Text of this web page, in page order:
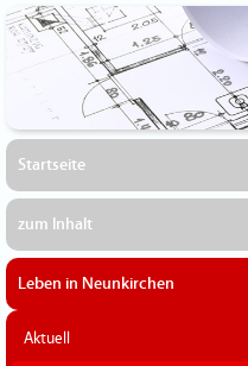
Startseite
zum Inhalt
Leben in Neunkirchen
Aktuell